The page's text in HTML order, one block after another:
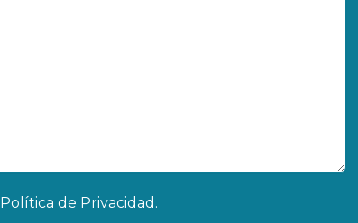
Política de Privacidad .